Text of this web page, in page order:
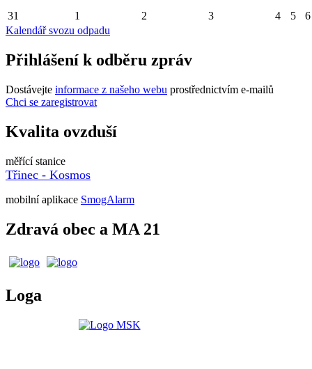
31 1 2 3 4 5
6
Kalendář svozu odpadu
Přihlášení k odběru zpráv
Dostávejte informace z našeho webu prostřednictvím e-mailů
Chci se zaregistrovat
Kvalita ovzduší
měřící stanice
Třinec - Kosmos
mobilní aplikace SmogAlarm
Zdravá obec a MA 21
Loga